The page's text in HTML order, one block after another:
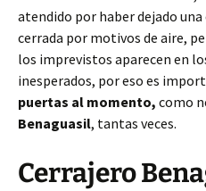
atendido por haber dejado
cerrada por motivos de aire,
los imprevistos aparecen en
inesperados, por eso es
puertas al momento, como
Benaguasil, tantas veces.
Cerrajero